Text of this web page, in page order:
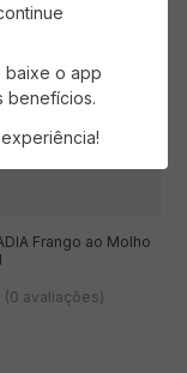
Frango ao Molho
(0 avaliações)
baixe o app
benefícios.